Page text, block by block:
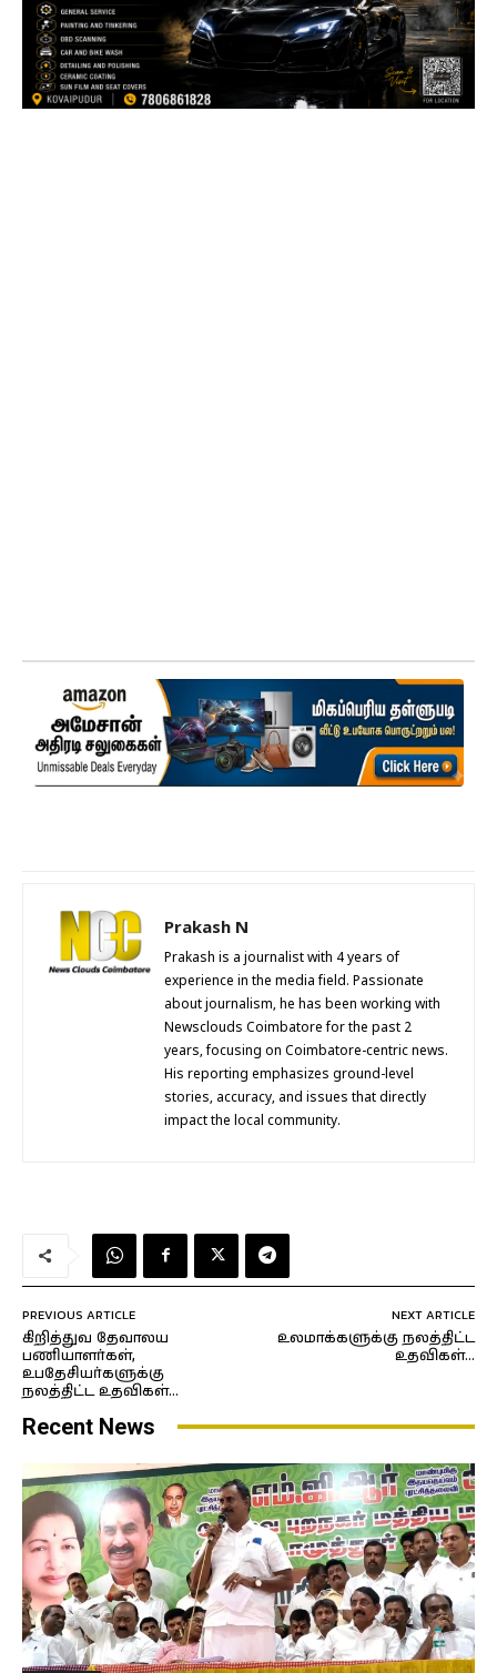
Prakash N
Prakash is a journalist with 4 years of
experience in the media field. Passionate
about journalism, he has been working with
Newsclouds Coimbatore for the past 2
years, focusing on Coimbatore-centric news.
His reporting emphasizes ground-level
stories, accuracy, and issues that directly
impact the local community.
PREVIOUS ARTICLE
கிறித்துவ தேவாலய
பணியாளர்கள்,
உபதேசியர்களுக்கு
நலத்திட்ட உதவிகள்…
NEXT ARTICLE
உலமாக்களுக்கு நலத்திட்ட
உதவிகள்…
Recent News